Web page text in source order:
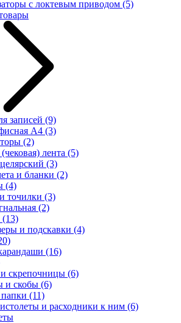
с локтевым приводом (5)
записей (9)
А4 (3)
(2)
лента (5)
(3)
и бланки (2)
(4)
точилки (3)
(2)
(13)
и подскавки (4)
(16)
скрепочницы (6)
и скобы (6)
(11)
и расходники к ним (6)